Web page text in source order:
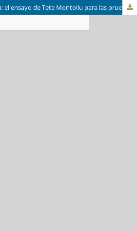
Una grabación inédita: el ensayo de Tete Montoliu para las pruebas de selección de la International Youth Band (1958)